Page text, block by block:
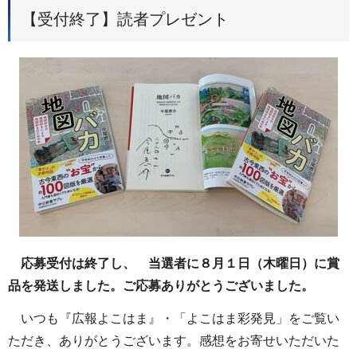
【受付終了】読者プレゼント
応募受付は終了し、 当選者に８月１日（木曜日）に賞
品を発送しました。ご応募ありがとうございました。
いつも『広報よこはま』・「よこはま彩発見」をご覧い
ただき、ありがとうございます。感想をお寄せいただいた